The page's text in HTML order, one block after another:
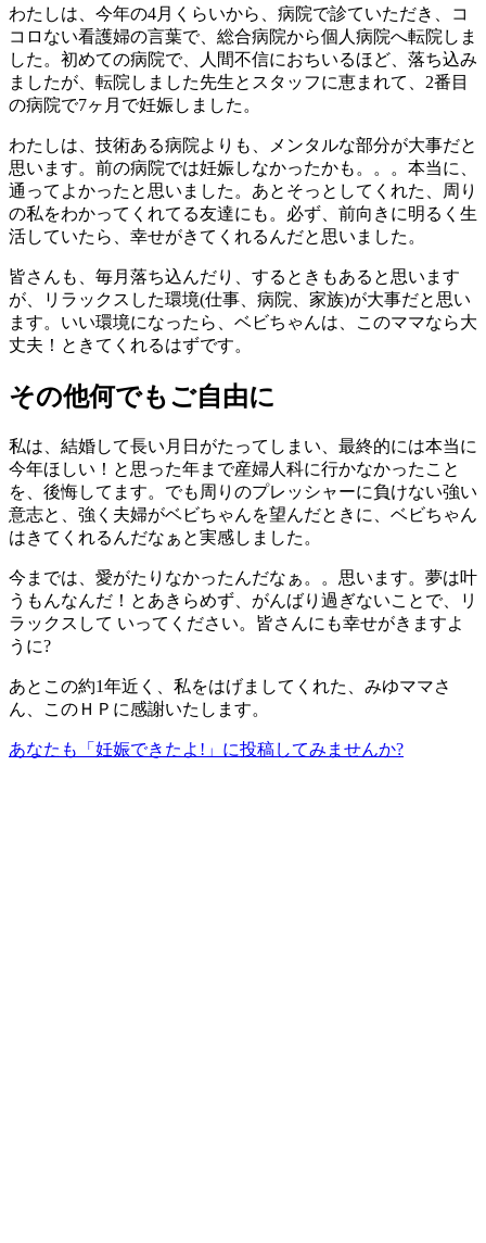
わたしは、今年の4月くらいから、病院で診ていただき、コ
コロない看護婦の言葉で、総合病院から個人病院へ転院しま
した。初めての病院で、人間不信におちいるほど、落ち込み
ましたが、転院しました先生とスタッフに恵まれて、2番目
の病院で7ヶ月で妊娠しました。
わたしは、技術ある病院よりも、メンタルな部分が大事だと
思います。前の病院では妊娠しなかったかも。。。本当に、
通ってよかったと思いました。あとそっとしてくれた、周り
の私をわかってくれてる友達にも。必ず、前向きに明るく生
活していたら、幸せがきてくれるんだと思いました。
皆さんも、毎月落ち込んだり、するときもあると思います
が、リラックスした環境(仕事、病院、家族)が大事だと思い
ます。いい環境になったら、ベビちゃんは、このママなら大
丈夫！ときてくれるはずです。
その他何でもご自由に
私は、結婚して長い月日がたってしまい、最終的には本当に
今年ほしい！と思った年まで産婦人科に行かなかったこと
を、後悔してます。でも周りのプレッシャーに負けない強い
意志と、強く夫婦がベビちゃんを望んだときに、ベビちゃん
はきてくれるんだなぁと実感しました。
今までは、愛がたりなかったんだなぁ。。思います。夢は叶
うもんなんだ！とあきらめず、がんばり過ぎないことで、リ
ラックスして いってください。皆さんにも幸せがきますよ
うに?
あとこの約1年近く、私をはげましてくれた、みゆママさ
ん、このＨＰに感謝いたします。
あなたも「妊娠できたよ!」に投稿してみませんか?